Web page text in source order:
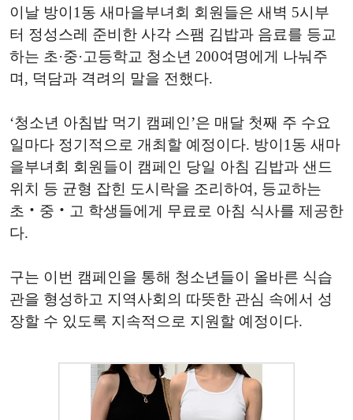
이날 방이1동 새마을부녀회 회원들은 새벽 5시부
터 정성스레 준비한 사각 스팸 김밥과 음료를 등교
하는 초·중·고등학교 청소년 200여명에게 나눠주
며, 덕담과 격려의 말을 전했다.
‘청소년 아침밥 먹기 캠페인’은 매달 첫째 주 수요
일마다 정기적으로 개최할 예정이다. 방이1동 새마
을부녀회 회원들이 캠페인 당일 아침 김밥과 샌드
위치 등 균형 잡힌 도시락을 조리하여, 등교하는
초‧중‧고 학생들에게 무료로 아침 식사를 제공한
다.
구는 이번 캠페인을 통해 청소년들이 올바른 식습
관을 형성하고 지역사회의 따뜻한 관심 속에서 성
장할 수 있도록 지속적으로 지원할 예정이다.